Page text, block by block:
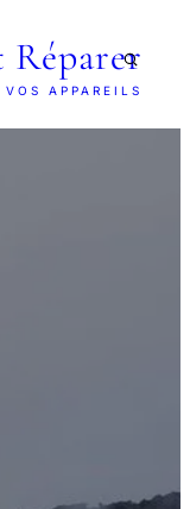
Réparer
VOS APPAREILS